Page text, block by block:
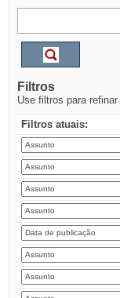
Filtros
Use filtros para
Filtros atuais: